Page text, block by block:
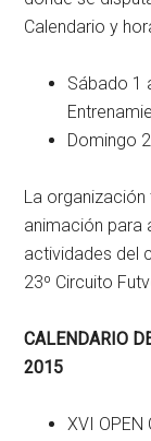
Calendario y
Sábado 1
Domingo
La
animación para
actividades del
23º Circuito
CALENDARIO
2015
XVI OPEN